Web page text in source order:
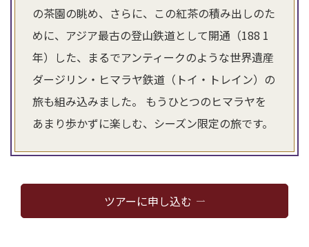
の茶園の眺め、さらに、この紅茶の積み出しのた
めに、アジア最古の登山鉄道として開通（188 1
年）した、まるでアンティークのような世界遺産
ダージリン・ヒマラヤ鉄道（トイ・トレイン）の
旅も組み込みました。 もうひとつのヒマラヤを
あまり歩かずに楽しむ、シーズン限定の旅です。
ツアーに申し込む